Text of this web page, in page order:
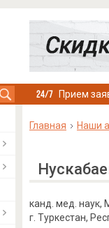
Прием
Главная Наши
канд. мед. наук,
г. Туркестан,